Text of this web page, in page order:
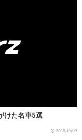
けた名車5選
2019/10/03